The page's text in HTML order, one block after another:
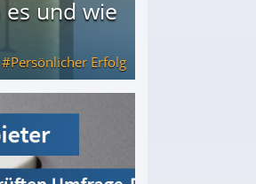
und wie
Persönlicher Erfolg